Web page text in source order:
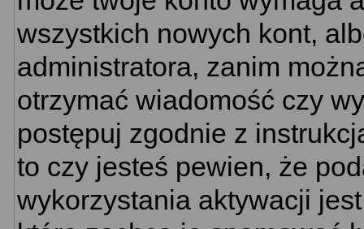
wszystkich nowych kont,
administratora, zanim
otrzymać wiadomość czy
postępuj zgodnie z
to czy jesteś pewien, że
wykorzystania aktywacji